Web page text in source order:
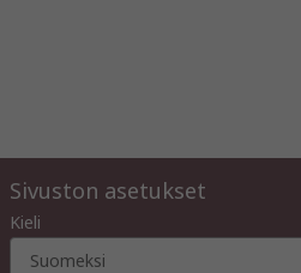
Sivuston asetukset
Kieli
Suomeksi